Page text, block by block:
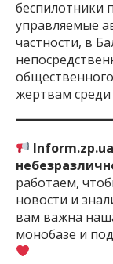
беспилотники
управляемые
частности, в
жертвам среди
работаем,
новости и
вам важна
монобазе и